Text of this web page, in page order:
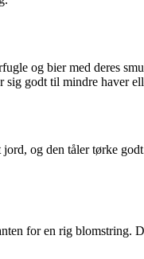
og bier med deres
sig godt til mindre haver
og den tåler tørke
for en rig blomstring.